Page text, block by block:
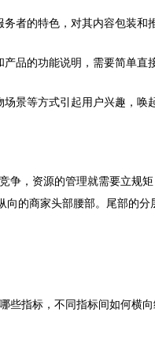
者的特色，对其内容包装和
品的功能说明，需要简单直
景等方式引起用户兴趣，唤
争，资源的管理就需要立规
的商家头部腰部。尾部的
些指标，不同指标间如何横